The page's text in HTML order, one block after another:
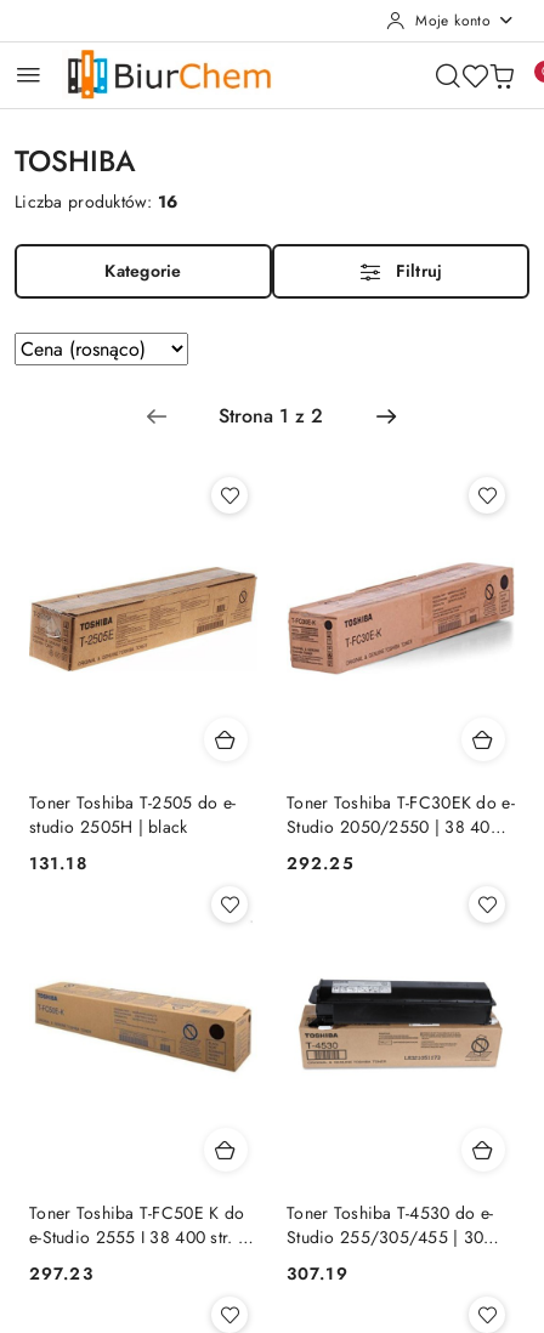
Moje konto
TOSHIBA
Liczba produktów: 16
Kategorie Filtruj
Zastosowano
sortowanie:
Sortuj
według
Toner Toshiba T-2505 do e-
studio 2505H | black
Cena:
131.18
Toner Toshiba T-FC30EK do e-
Studio 2050/2550 | 38 400
str. | black
Cena:
292.25
Toner Toshiba T-FC50E K do
e-Studio 2555 I 38 400 str. |
Cena:
297.23
Toner Toshiba T-4530 do e-
Studio 255/305/455 | 30
Cena:
307.19